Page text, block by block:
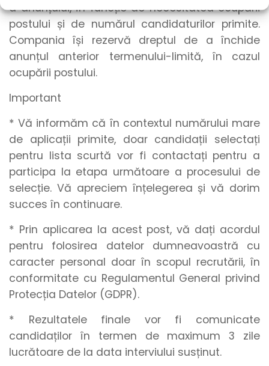
a anunțului, în funcție de necesitatea ocupării
postului și de numărul candidaturilor primite.
Compania își rezervă dreptul de a închide
anunțul anterior termenului-limită, în cazul
ocupării postului.
Important
* Vă informăm că în contextul numărului mare
de aplicații primite, doar candidații selectați
pentru lista scurtă vor fi contactați pentru a
participa la etapa următoare a procesului de
selecție. Vă apreciem înțelegerea și vă dorim
succes în continuare.
* Prin aplicarea la acest post, vă dați acordul
pentru folosirea datelor dumneavoastră cu
caracter personal doar în scopul recrutării, în
conformitate cu Regulamentul General privind
Protecția Datelor (GDPR).
* Rezultatele finale vor fi comunicate
candidaților în termen de maximum 3 zile
lucrătoare de la data interviului susținut.